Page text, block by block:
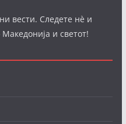
вести. Следете нè и
и светот!